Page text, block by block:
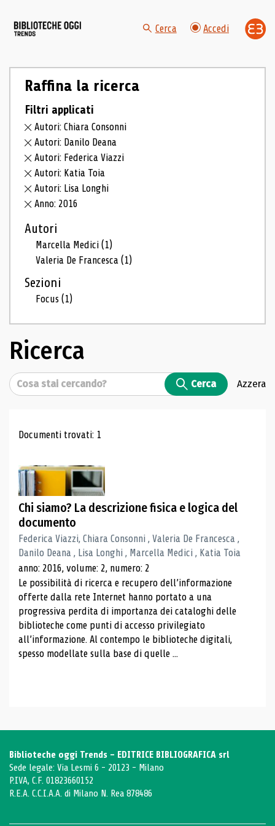
Cerca Accedi
Raffina la ricerca
Filtri applicati
Autori: Chiara Consonni
Autori: Danilo Deana
Autori: Federica Viazzi
Autori: Katia Toia
Autori: Lisa Longhi
Anno: 2016
Autori
Marcella Medici(1)
Valeria De Francesca(1)
Sezioni
Focus(1)
Ricerca
Cerca Cerca Azzera
Risultati di ricerca
Documenti trovati: 1
Chi siamo? La descrizione fisica e logica del
documento
Federica Viazzi, Chiara Consonni , Valeria De Francesca ,
Danilo Deana , Lisa Longhi , Marcella Medici , Katia Toia
anno: 2016, volume: 2, numero: 2
Le possibilità di ricerca e recupero dell’informazione
offerte dalla rete Internet hanno portato a una
progressiva perdita di importanza dei cataloghi delle
biblioteche come punti di accesso privilegiato
all’informazione. Al contempo le biblioteche digitali,
spesso modellate sulla base di quelle ...
Biblioteche oggi Trends - EDITRICE BIBLIOGRAFICA srl
Sede legale: Via Lesmi 6 - 20123 - Milano
P.IVA, C.F. 01823660152
R.E.A. C.C.I.A.A. di Milano N. Rea 878486